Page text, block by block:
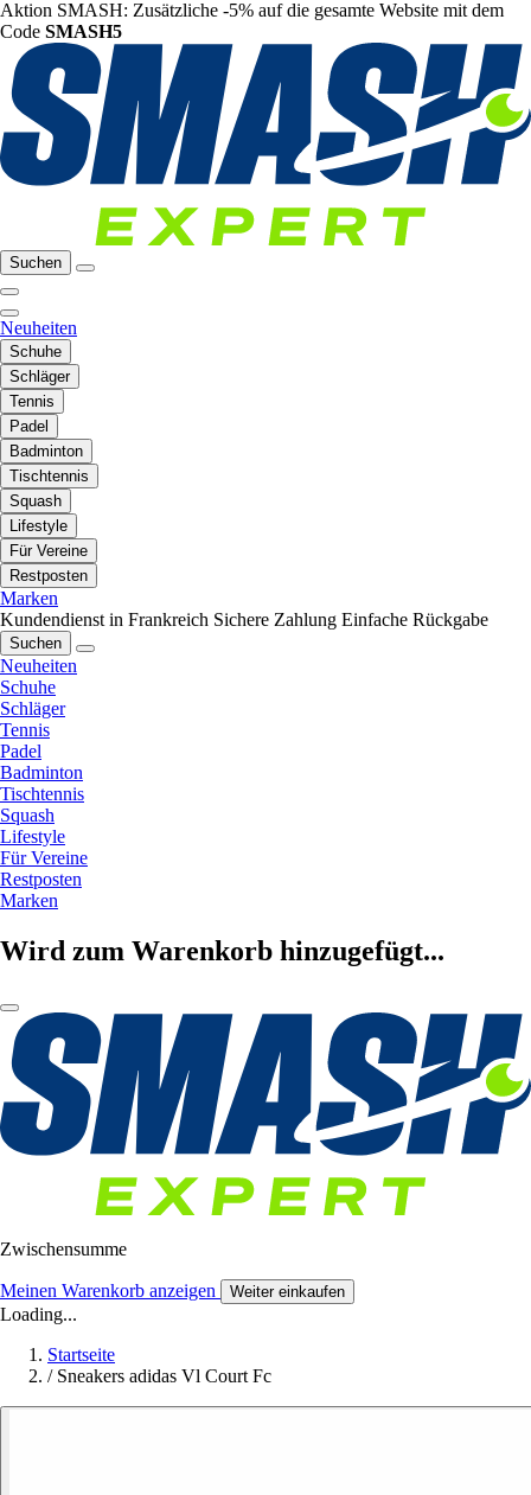
Aktion SMASH: Zusätzliche -5% auf die gesamte Website mit dem
Code SMASH5
Suchen
Neuheiten
Schuhe
Schläger
Tennis
Padel
Badminton
Tischtennis
Squash
Lifestyle
Für Vereine
Restposten
Marken
Kundendienst in Frankreich Sichere Zahlung Einfache Rückgabe
Suchen
Neuheiten
Schuhe
Schläger
Tennis
Padel
Badminton
Tischtennis
Squash
Lifestyle
Für Vereine
Restposten
Marken
Wird zum Warenkorb hinzugefügt...
Zwischensumme
Meinen Warenkorb anzeigen Weiter einkaufen
Loading...
Startseite
/ Sneakers adidas Vl Court Fc